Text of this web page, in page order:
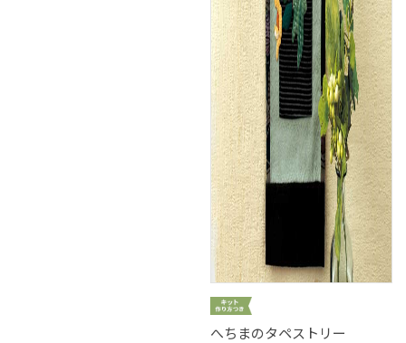
へちまのタペストリー